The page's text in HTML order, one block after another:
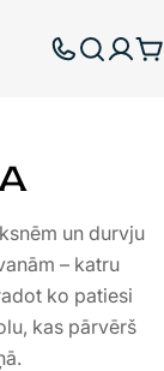
un durvju
– katru
ko patiesi
kas pārvērš